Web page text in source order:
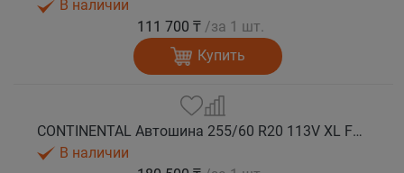
В наличии
111 700 ₸ /за 1 шт.
Купить
CONTINENTAL Автошина 255/60 R20 113V XL FR WinterContact TS 850 P SUV зима
В наличии